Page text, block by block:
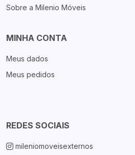
Sobre a Milenio Móveis
MINHA CONTA
Meus dados
Meus pedidos
REDES SOCIAIS
mileniomoveisexternos